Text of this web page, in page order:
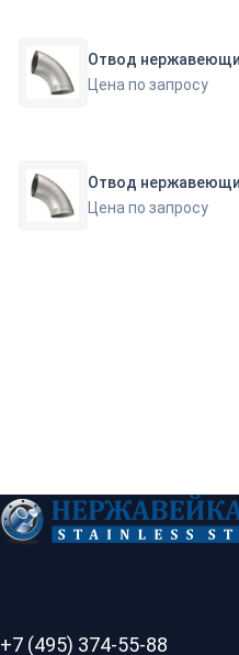
Цена по запросу
Цена по запросу
+7 (495) 374-55-88